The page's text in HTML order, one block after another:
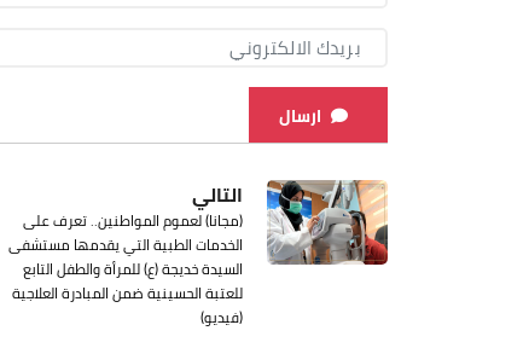
ارسال
التالي
(مجانا) لعموم المواطنين.. تعرف على
الخدمات الطبية التي يقدمها مستشفى
السيدة خديجة (ع) للمرأة والطفل التابع
للعتبة الحسينية ضمن المبادرة العلاجية
(فيديو)